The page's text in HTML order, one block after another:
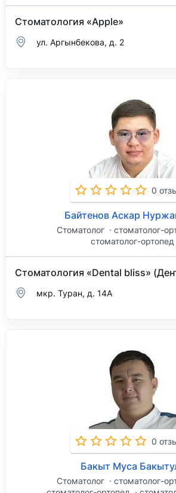
Стоматология «Apple»
ул. Аргынбекова, д. 2
0
Байтенов Аскар
Стоматолог
стоматолог-
стоматолог-ортопед
Стоматология «Dental bliss»
мкр. Туран, д. 14А
0
Бакыт Муса
Стоматолог
стоматолог-